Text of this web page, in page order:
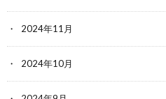
2024年11月
2024年10月